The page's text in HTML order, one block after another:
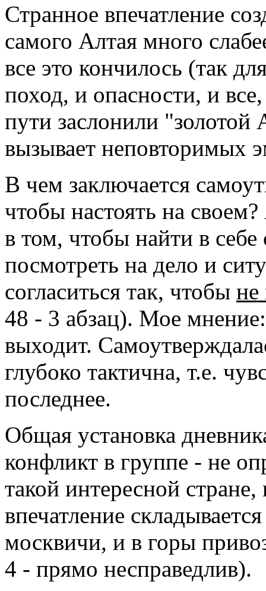
Странное впечатление
самого Алтая много
все это кончилось (так
поход, и опасности, и
пути заслонили
вызывает неповторимых
В чем заключается
чтобы настоять на
в том, чтобы найти в себе
посмотреть на дело и
согласиться так, чтобы не
48 - 3 абзац). Мое
выходит.
глубоко тактична, т.е.
последнее.
Общая установка
конфликт в группе - не
такой интересной
впечатление
москвичи, и в горы
4 - прямо несправедлив).